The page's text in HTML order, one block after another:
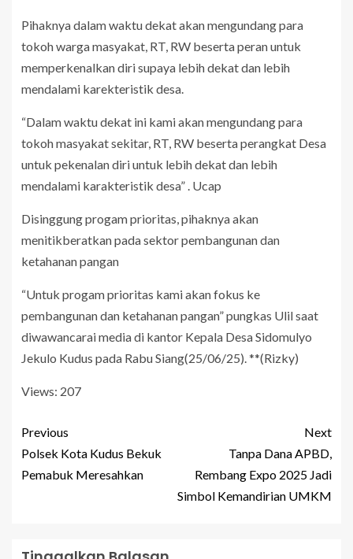
Pihaknya dalam waktu dekat akan mengundang para
tokoh warga masyakat, RT, RW beserta peran untuk
memperkenalkan diri supaya lebih dekat dan lebih
mendalami karekteristik desa.
“Dalam waktu dekat ini kami akan mengundang para
tokoh masyakat sekitar, RT, RW beserta perangkat Desa
untuk pekenalan diri untuk lebih dekat dan lebih
mendalami karakteristik desa” . Ucap
Disinggung progam prioritas, pihaknya akan
menitikberatkan pada sektor pembangunan dan
ketahanan pangan
“Untuk progam prioritas kami akan fokus ke
pembangunan dan ketahanan pangan” pungkas Ulil saat
diwawancarai media di kantor Kepala Desa Sidomulyo
Jekulo Kudus pada Rabu Siang(25/06/25). **(Rizky)
Views: 207
Previous
Polsek Kota Kudus Bekuk
Pemabuk Meresahkan
Next
Tanpa Dana APBD,
Rembang Expo 2025 Jadi
Simbol Kemandirian UMKM